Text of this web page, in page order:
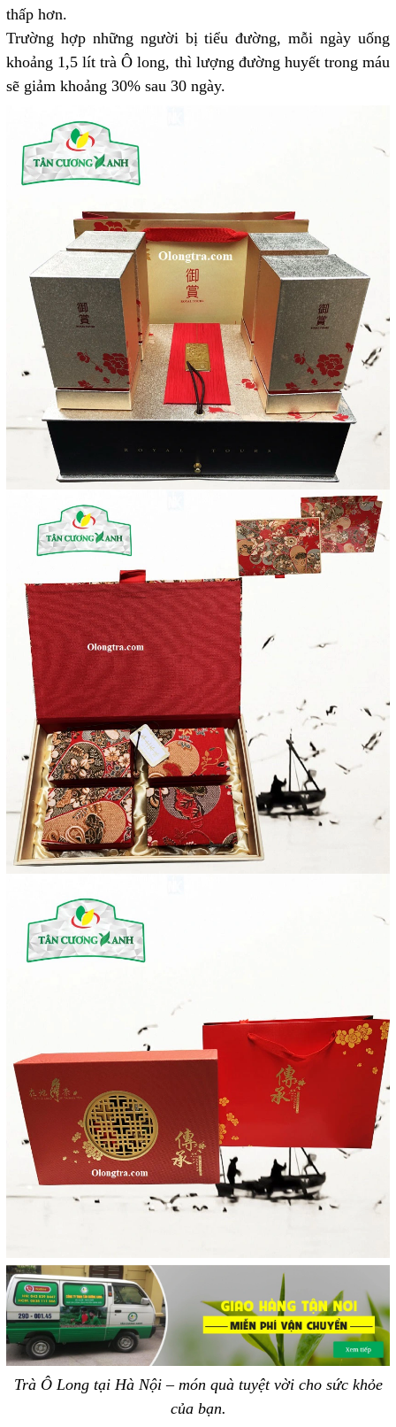
thấp hơn.
Trường hợp những người bị tiểu đường, mỗi ngày uống
khoảng 1,5 lít trà Ô long, thì lượng đường huyết trong máu
sẽ giảm khoảng 30% sau 30 ngày.
Trà Ô Long tại Hà Nội – món quà tuyệt vời cho sức khỏe
của bạn.